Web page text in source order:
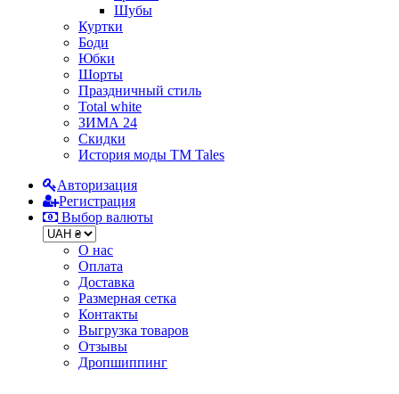
Шубы
Куртки
Боди
Юбки
Шорты
Праздничный стиль
Total white
ЗИМА 24
Скидки
История моды ТМ Tales
Авторизация
Регистрация
Выбор валюты
О нас
Оплата
Доставка
Размерная сетка
Контакты
Выгрузка товаров
Отзывы
Дропшиппинг